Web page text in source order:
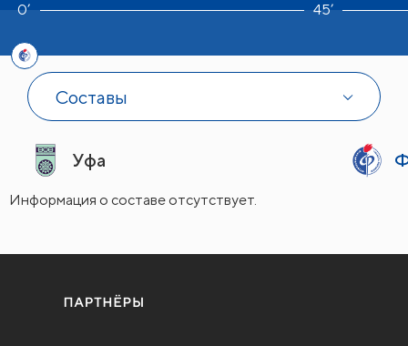
45’
Составы
Уфа
Информация о составе отсутствует.